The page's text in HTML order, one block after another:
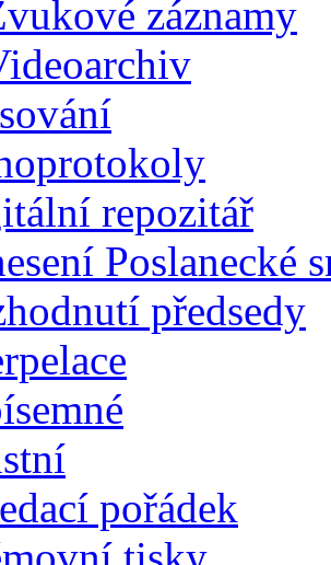
záznamy
repozitář
Poslanecké
předsedy
pořádek